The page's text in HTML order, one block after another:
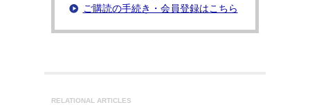
ご購読の手続き・会員登録はこちら
RELATIONAL ARTICLES